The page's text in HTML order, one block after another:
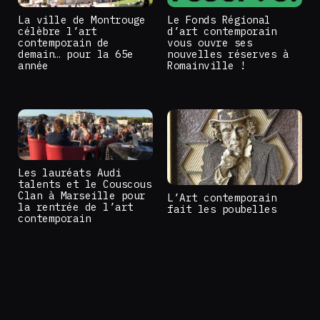
La ville de Montrouge
célèbre l’art
contemporain de
demain… pour la 65e
année
Le Fonds Régional
d’art contemporain
vous ouvre ses
nouvelles réserves à
Romainville !
Les lauréats Audi
talents et le Couscous
Clan à Marseille pour
la rentrée de l’art
contemporain
L’Art contemporain
fait les poubelles